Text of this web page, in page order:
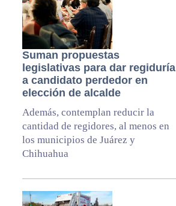
Suman propuestas
legislativas para dar regiduría
a candidato perdedor en
elección de alcalde
Además, contemplan reducir la
cantidad de regidores, al menos en
los municipios de Juárez y
Chihuahua